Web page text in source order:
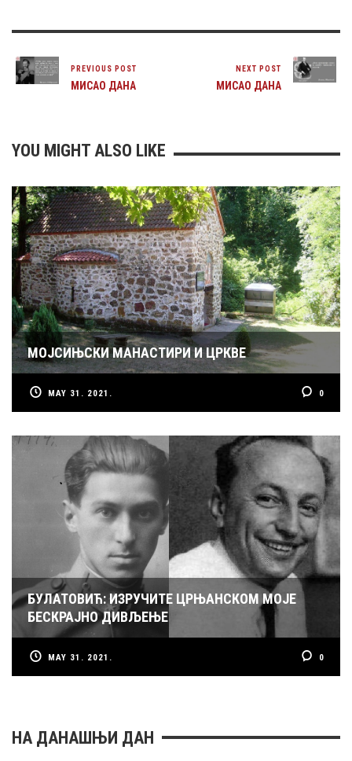
PREVIOUS POST
МИСАО ДАНА
NEXT POST
МИСАО ДАНА
YOU MIGHT ALSO LIKE
МОЈСИЊСКИ МАНАСТИРИ И ЦРКВЕ
MAY 31. 2021. 0
БУЛАТОВИЋ: ИЗРУЧИТЕ ЦРЊАНСКОМ МОЈЕ
БЕСКРАЈНО ДИВЉЕЊЕ
MAY 31. 2021. 0
НА ДАНАШЊИ ДАН